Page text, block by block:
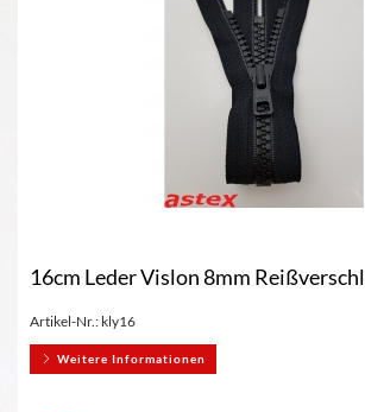
16cm Leder Vislon 8mm
Artikel-Nr.: kly16
Weitere Informationen